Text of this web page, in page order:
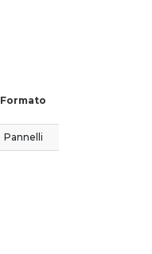
Formato
Pannelli